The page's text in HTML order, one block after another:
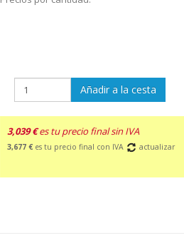
Añadir a la cesta
3,039 € es tu precio final sin IVA
3,677 € es tu precio final con IVA actualizar